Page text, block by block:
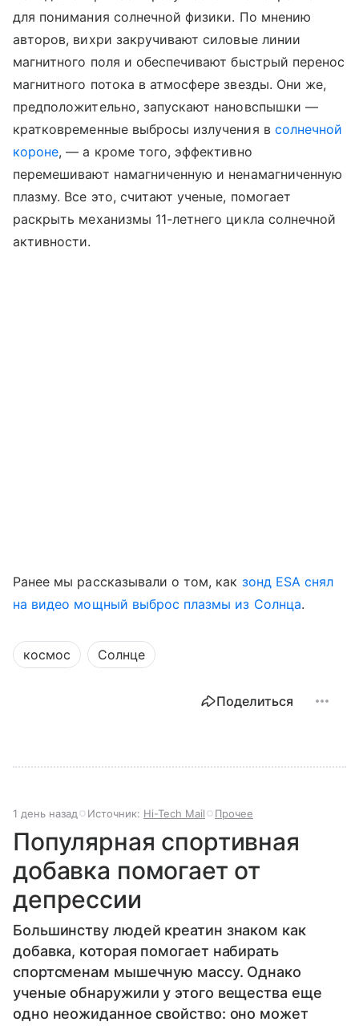
для понимания солнечной физики. По мнению
авторов, вихри закручивают силовые линии
магнитного поля и обеспечивают быстрый перенос
магнитного потока в атмосфере звезды. Они же,
предположительно, запускают нановспышки —
кратковременные выбросы излучения в солнечной
короне, — а кроме того, эффективно
перемешивают намагниченную и ненамагниченную
плазму. Все это, считают ученые, помогает
раскрыть механизмы 11-летнего цикла солнечной
активности.
Ранее мы рассказывали о том, как зонд ESA снял
на видео мощный выброс плазмы из Солнца.
космос Солнце
Поделиться
1 день назад Источник: Hi-Tech Mail Прочее
Популярная спортивная
добавка помогает от
депрессии
Большинству людей креатин знаком как
добавка, которая помогает набирать
спортсменам мышечную массу. Однако
ученые обнаружили у этого вещества еще
одно неожиданное свойство: оно может